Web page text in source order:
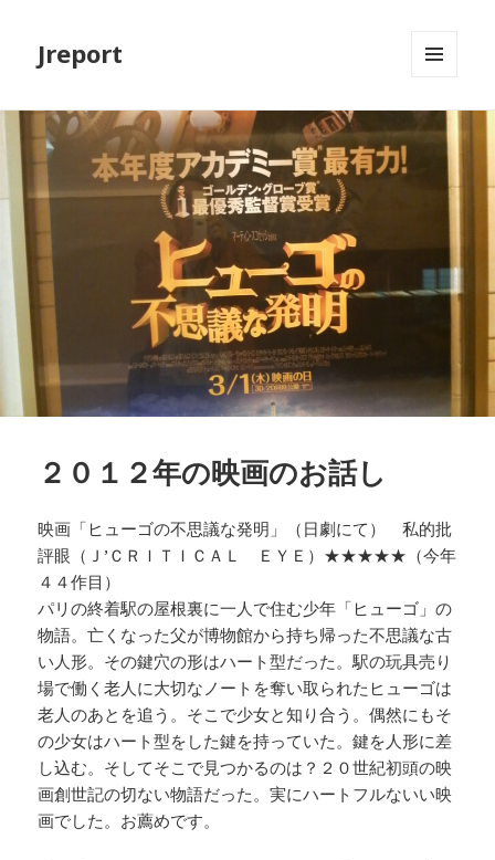
Jreport
ーとウ
ィジェ
ット
２０１２年の映画のお話し
映画「ヒューゴの不思議な発明」（日劇にて） 私的批
評眼（Ｊ’ＣＲＩＴＩＣＡＬ ＥＹＥ）★★★★★（今年
４４作目）
パリの終着駅の屋根裏に一人で住む少年「ヒューゴ」の
物語。亡くなった父が博物館から持ち帰った不思議な古
い人形。その鍵穴の形はハート型だった。駅の玩具売り
場で働く老人に大切なノートを奪い取られたヒューゴは
老人のあとを追う。そこで少女と知り合う。偶然にもそ
の少女はハート型をした鍵を持っていた。鍵を人形に差
し込む。そしてそこで見つかるのは？２０世紀初頭の映
画創世記の切ない物語だった。実にハートフルないい映
画でした。お薦めです。